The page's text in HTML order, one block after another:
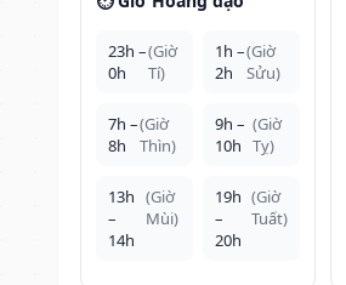
23h –
0h
(Giờ
Tí)
1h –
2h
(Giờ
Sửu)
7h –
8h
(Giờ
Thìn)
9h –
10h
(Giờ
Tỵ)
13h
–
14h
(Giờ
Mùi)
19h
–
20h
(Giờ
Tuất)